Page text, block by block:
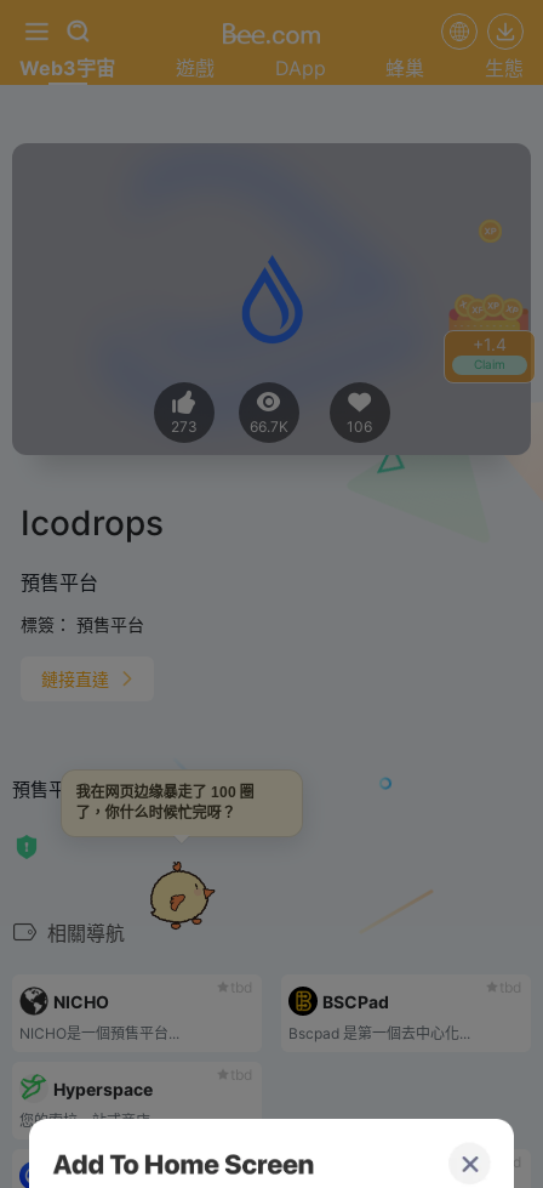
+1.4
Claim
Web3宇宙 遊戲 DApp 蜂巢 生態
273 66.7K 106
Icodrops
預售平台
標簽： 預售平台
鏈接直達
預售平台
相關導航
tbd
NICHO
NICHO是一個預售平台...
tbd
BSCPad
Bscpad 是第一個去中心化...
tbd
Hyperspace
您的索拉一站式商店...
tbd
CoinMarketCap NFT
tbd
NFTB-Pre-sale items
我在网页边缘暴走了 100 圈
了，你什么时候忙完呀？